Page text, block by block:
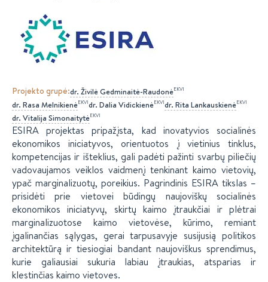
Projekto grupė:dr. ŽivilėGedminaitė-RaudonėEKVI
dr. Rasa MelnikienėEKVIdr. Dalia VidickienėEKVIdr. Rita LankauskienėEKVI
dr. Vitalija SimonaitytėEKVI
ESIRA projektas pripažįsta, kad inovatyvios socialinės
ekonomikos iniciatyvos, orientuotos į vietinius tinklus,
kompetencijas ir išteklius, gali padėti pažinti svarbų piliečių
vadovaujamos veiklos vaidmenį tenkinant kaimo vietovių,
ypač marginalizuotų, poreikius. Pagrindinis ESIRA tikslas –
prisidėti prie vietovei būdingų naujoviškų socialinės
ekonomikos iniciatyvų, skirtų kaimo įtraukčiai ir plėtrai
marginalizuotose kaimo vietovėse, kūrimo, remiant
įgalinančias sąlygas, gerai tarpusavyje susijusią politikos
architektūrą ir tiesiogiai bandant naujoviškus sprendimus,
kurie galiausiai sukuria labiau įtraukias, atsparias ir
klestinčias kaimo vietoves.